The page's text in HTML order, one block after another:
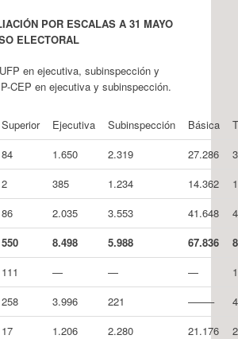
POR ESCALAS A 31 MAYO
ELECTORAL
en ejecutiva, subinspección y
CEP en ejecutiva y subinspección.
Superior Ejecutiva Subinspección Básica
84 1.650 2.319 27.286
2 385 1.234 14.362
86 2.035 3.553 41.648
550 8.498 5.988 67.836
111 — — —
258 3.996 221 ——–
17 1.206 2.280 21.176